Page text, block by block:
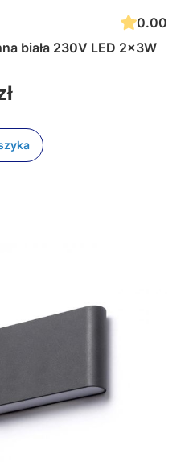
0.00
LED 2x3W